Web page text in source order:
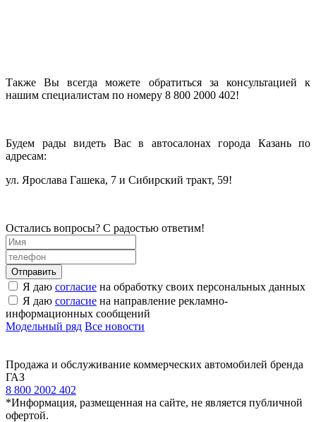
Также Вы всегда можете обратиться за консультацией к
нашим специалистам по номеру 8 800 2000 402!
Будем рады видеть Вас в автосалонах города Казань по
адресам:
ул. Ярослава Гашека, 7 и Сибирский тракт, 59!
Остались вопросы? С радостью ответим!
Я даю согласие на обработку своих персональных данных
Я даю согласие на направление рекламно-
информационных сообщений
Модельный ряд Все новости
Продажа и обслуживание коммерческих автомобилей бренда
ГАЗ
8 800 2002 402
*Информация, размещенная на сайте, не является публичной
офертой.